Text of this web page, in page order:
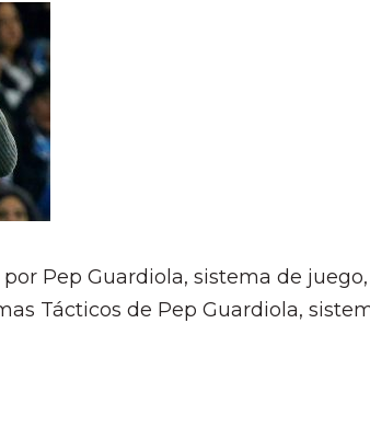
Pep Guardiola, sistema de
Tácticos de Pep Guardiola,